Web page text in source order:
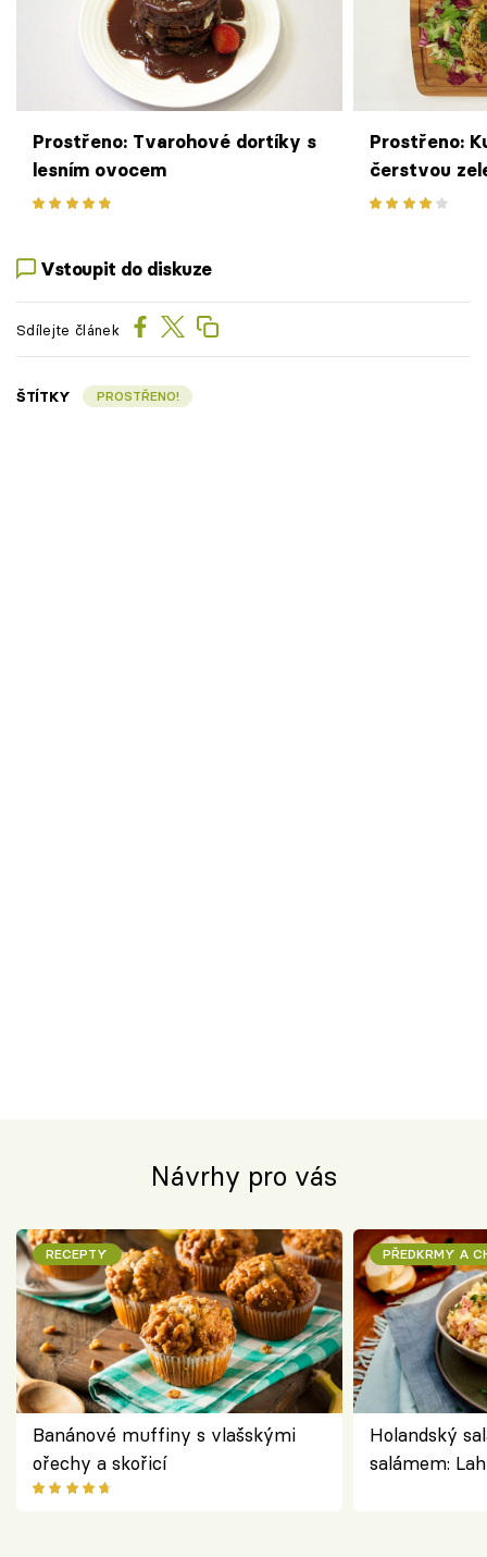
Prostřeno: Tvarohové dortíky s
lesním ovocem
Prostřeno:
čerstvou
brambory s
Vstoupit do diskuze
Sdílejte článek
ŠTÍTKY PROSTŘENO!
Návrhy pro vás
RECEPTY
Banánové muffiny s vlašskými
ořechy a skořicí
PŘEDKRMY A
Holandský
salámem: